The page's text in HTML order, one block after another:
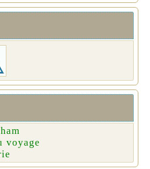
voyage